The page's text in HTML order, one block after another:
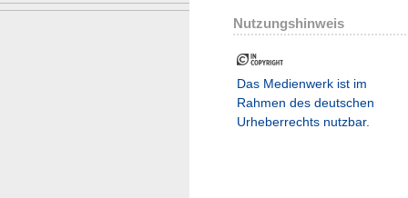
Nutzungshinweis
Das Medienwerk ist im
Rahmen des deutschen
Urheberrechts nutzbar.